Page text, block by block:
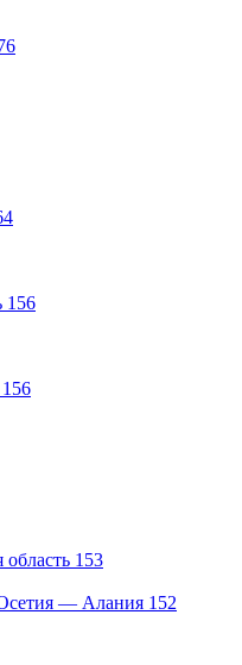
156
156
область 153
— Алания 152